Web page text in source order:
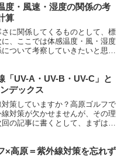
度・風速・湿度の関係の考
算
に関係してくるものとして、標
、ここでは体感温度・風・湿度
ついて考察していきたいと思い
「UV-A・UV-B・UV-C」と
デックス
策していますか？高原ゴルフで
線対策が欠かせませんが、その理
の記事に書くとして、まずは紫
×高原＝紫外線対策を忘れず